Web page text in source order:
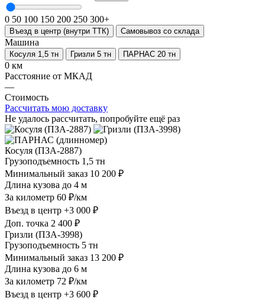
0 50 100 150 200 250 300+
Въезд в центр (внутри ТТК) Самовывоз со склада
Машина
Косуля 1,5 тн Гризли 5 тн ПАРНАС 20 тн
0 км
Расстояние от МКАД
—
Стоимость
Рассчитать мою доставку
Не удалось рассчитать, попробуйте ещё раз
Косуля (ПЗА-2887)
Грузоподъемность 1,5 тн
Минимальный заказ 10 200 ₽
Длина кузова до 4 м
За километр 60 ₽/км
Въезд в центр +3 000 ₽
Доп. точка 2 400 ₽
Гризли (ПЗА-3998)
Грузоподъемность 5 тн
Минимальный заказ 13 200 ₽
Длина кузова до 6 м
За километр 72 ₽/км
Въезд в центр +3 600 ₽